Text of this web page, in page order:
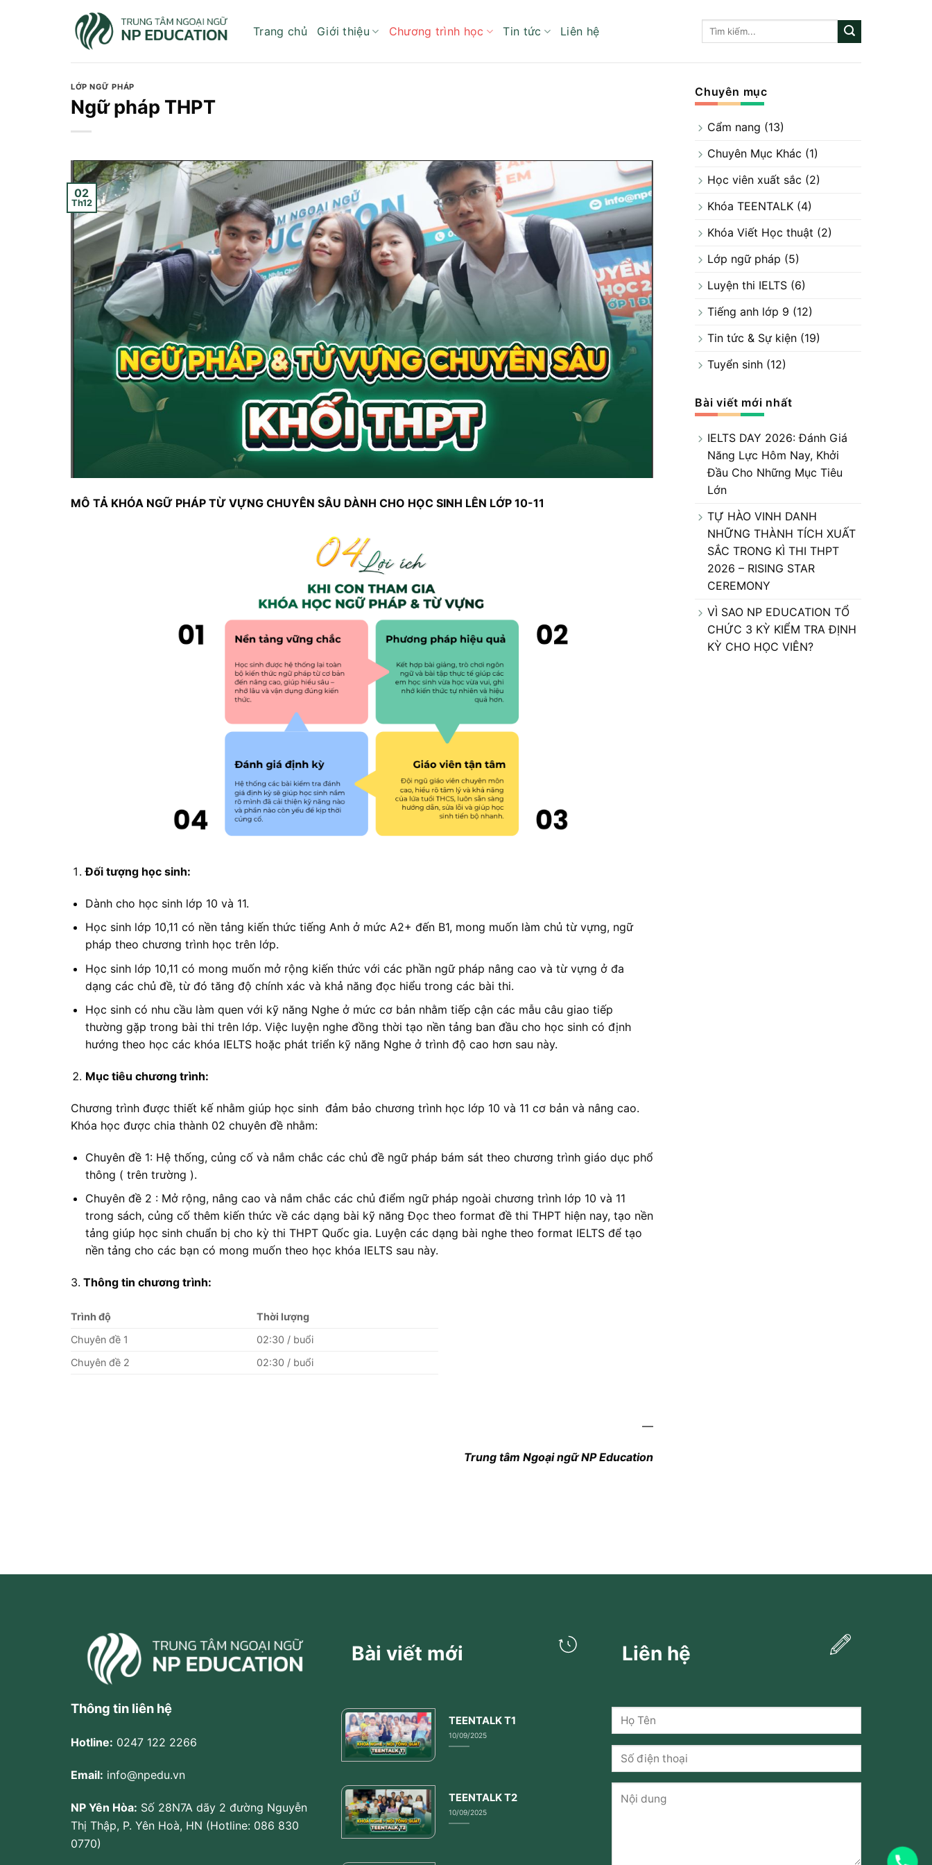
Trang chủ Giới thiệu Chương trình học Tin tức Liên hệ
LỚP NGỮ PHÁP
Ngữ pháp THPT
02
Th12
MÔ TẢ KHÓA NGỮ PHÁP TỪ VỰNG CHUYÊN SÂU DÀNH CHO HỌC SINH LÊN LỚP 10-11
Đối tượng học sinh:
Dành cho học sinh lớp 10 và 11.
Học sinh lớp 10,11 có nền tảng kiến thức tiếng Anh ở mức A2+ đến B1, mong muốn làm chủ từ vựng, ngữ
pháp theo chương trình học trên lớp.
Học sinh lớp 10,11 có mong muốn mở rộng kiến thức với các phần ngữ pháp nâng cao và từ vựng ở đa
dạng các chủ đề, từ đó tăng độ chính xác và khả năng đọc hiểu trong các bài thi.
Học sinh có nhu cầu làm quen với kỹ năng Nghe ở mức cơ bản nhằm tiếp cận các mẫu câu giao tiếp
thường gặp trong bài thi trên lớp. Việc luyện nghe đồng thời tạo nền tảng ban đầu cho học sinh có định
hướng theo học các khóa IELTS hoặc phát triển kỹ năng Nghe ở trình độ cao hơn sau này.
Mục tiêu chương trình:
Chương trình được thiết kế nhằm giúp học sinh đảm bảo chương trình học lớp 10 và 11 cơ bản và nâng cao.
Khóa học được chia thành 02 chuyên đề nhằm:
Chuyên đề 1: Hệ thống, củng cố và nắm chắc các chủ đề ngữ pháp bám sát theo chương trình giáo dục phổ
thông ( trên trường ).
Chuyên đề 2 : Mở rộng, nâng cao và nắm chắc các chủ điểm ngữ pháp ngoài chương trình lớp 10 và 11
trong sách, củng cố thêm kiến thức về các dạng bài kỹ năng Đọc theo format đề thi THPT hiện nay, tạo nền
tảng giúp học sinh chuẩn bị cho kỳ thi THPT Quốc gia. Luyện các dạng bài nghe theo format IELTS để tạo
nền tảng cho các bạn có mong muốn theo học khóa IELTS sau này.
3. Thông tin chương trình:
Trình độ
Thời lượng
Chuyên đề 1
02:30 / buổi
Chuyên đề 2
02:30 / buổi
—
Trung tâm Ngoại ngữ NP Education
Chuyên mục
Cẩm nang (13)
Chuyên Mục Khác (1)
Học viên xuất sắc (2)
Khóa TEENTALK (4)
Khóa Viết Học thuật (2)
Lớp ngữ pháp (5)
Luyện thi IELTS (6)
Tiếng anh lớp 9 (12)
Tin tức & Sự kiện (19)
Tuyển sinh (12)
Bài viết mới nhất
IELTS DAY 2026: Đánh Giá
Năng Lực Hôm Nay, Khởi
Đầu Cho Những Mục Tiêu
Lớn
TỰ HÀO VINH DANH
NHỮNG THÀNH TÍCH XUẤT
SẮC TRONG KÌ THI THPT
2026 – RISING STAR
CEREMONY
VÌ SAO NP EDUCATION TỔ
CHỨC 3 KỲ KIỂM TRA ĐỊNH
KỲ CHO HỌC VIÊN?
Thông tin liên hệ
Hotline: 0247 122 2266
Email: info@npedu.vn
NP Yên Hòa: Số 28N7A dãy 2 đường Nguyễn
Thị Thập, P. Yên Hoà, HN (Hotline: 086 830
0770)
Bài viết mới
TEENTALK T1
10/09/2025
TEENTALK T2
10/09/2025
Liên hệ